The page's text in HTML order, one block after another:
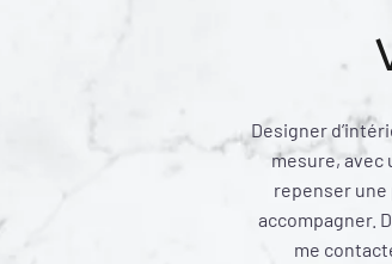
Designer
mesure, avec
repenser
accompagner.
me